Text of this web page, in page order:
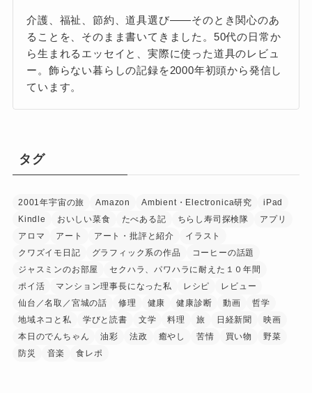
介護、福祉、節約、道具選び——そのとき関心のあ
ることを、そのまま書いてきました。50代の日常か
ら生まれるエッセイと、実際に使った道具のレビュ
ー。飾らない暮らしの記録を2000年初頭から発信し
ています。
タグ
2001年宇宙の旅 Amazon Ambient・Electronica研究
iPad
Kindle
おいしい菜食 たべある記 ちらし寿司探検隊
アプリ
アロマ
アート アート・批評と紹介
イラスト
クワズイモ日記
グラフィック系の作品
コーヒーの話題
ジャスミンのお部屋
セクハラ、パワハラに耐えた１０年間
ポイ活
マンション理事長になった私 レシピ
レビュー
仙台／名取／宮城の話
修理 健康 健康診断 動画
哲学
地域ネコと私
学びと読書 文学 料理 旅 日経新聞
映画
本日のでんちゃん
油彩 法政 癒やし 苦情 買い物
野菜
防災
音楽 食レポ